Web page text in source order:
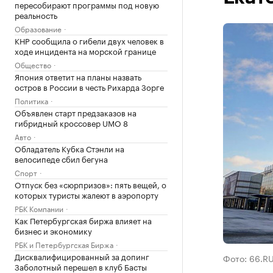
пересобирают программы под новую
реальность
Образование
КНР сообщила о гибели двух человек в
ходе инцидента на морской границе
Общество
Япония ответит на планы назвать
остров в России в честь Рихарда Зорге
Политика
Объявлен старт предзаказов на
гибридный кроссовер UMO 8
Авто
Обладатель Кубка Стэнли на
велосипеде сбил бегуна
Спорт
Отпуск без «сюрпризов»: пять вещей, о
которых туристы жалеют в аэропорту
РБК Компании
Как Петербургская биржа влияет на
бизнес и экономику
РБК и Петербургская Биржа
Дисквалифицированный за допинг
Заболотный перешел в клуб Басты
Фото: